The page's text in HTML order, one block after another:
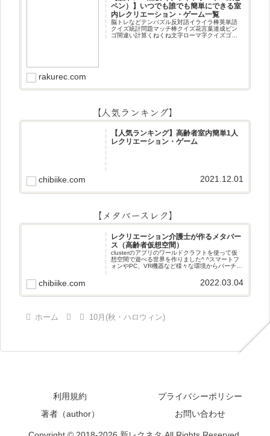
ペン）】いつでも誰でも簡単にできる室
内レクリエーション・ゲーム一覧
脳トレなどテンパズル反対語イライラ棒英単語
クイズ統計問題マッチ棒クイズ花言葉達成ビン
ゴ間違い計算くねくね文字ローマ字クイズゴロ
rakurec.com
【人気ランキング】
【人気ランキング】高齢者室内簡単1人
レクリエーション・ゲーム
chibiike.com 2021.12.01
【メタバースレク】
レクリエーション介護士が作るメタバー
ス（高齢者仮想空間）
clusterのアプリのワールドクラフトを使って仮
想空間で遊べる世界を作りました^ ^スマートフ
ォンやPC、VR機器など様々な環境からバーチャ
chibiike.com 2022.03.04
ホーム 10月(秋・ハロウィン)
利用規約
プライバシーポリシー
著者（author）
お問い合わせ